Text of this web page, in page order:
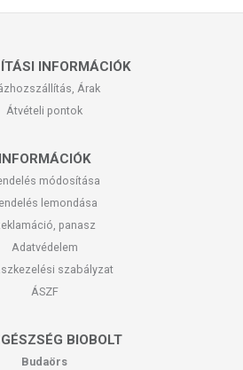
INFORMÁCIÓK
Árak
Átvételi pontok
INFORMÁCIÓK
módosítása
lemondása
panasz
Adatvédelem
szabályzat
ÁSZF
BIOBOLT
Budaörs